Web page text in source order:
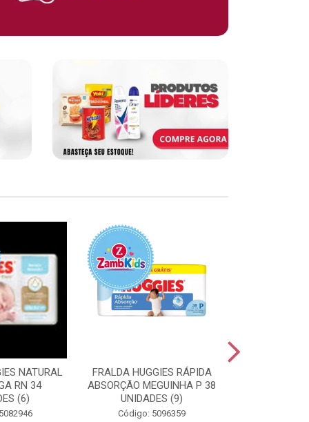
NATURAL
RN 34
(6)
FRALDA HUGGIES RÁPIDA
ABSORÇÃO MEGUINHA P 38
UNIDADES (9)
Código: 5096359